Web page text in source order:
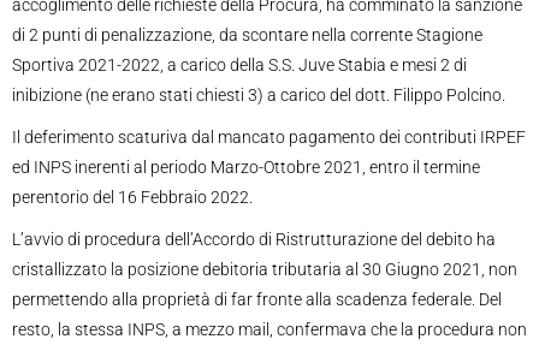
accoglimento delle richieste della Procura, ha comminato la sanzione
di 2 punti di penalizzazione, da scontare nella corrente Stagione
Sportiva 2021-2022, a carico della S.S. Juve Stabia e mesi 2 di
inibizione (ne erano stati chiesti 3) a carico del dott. Filippo Polcino.
Il deferimento scaturiva dal mancato pagamento dei contributi IRPEF
ed INPS inerenti al periodo Marzo-Ottobre 2021, entro il termine
perentorio del 16 Febbraio 2022.
L’avvio di procedura dell’Accordo di Ristrutturazione del debito ha
cristallizzato la posizione debitoria tributaria al 30 Giugno 2021, non
permettendo alla proprietà di far fronte alla scadenza federale. Del
resto, la stessa INPS, a mezzo mail, confermava che la procedura non